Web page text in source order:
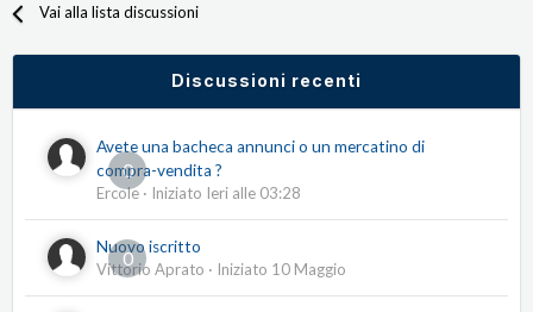
Vai alla lista discussioni
Discussioni recenti
0
Avete una bacheca annunci o un mercatino di
compra-vendita ?
Ercole · Iniziato Ieri alle 03:28
0
Nuovo iscritto
Vittorio Aprato · Iniziato 10 Maggio